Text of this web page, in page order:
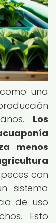
una
Los
menos
con
sistema
del uso
Esto